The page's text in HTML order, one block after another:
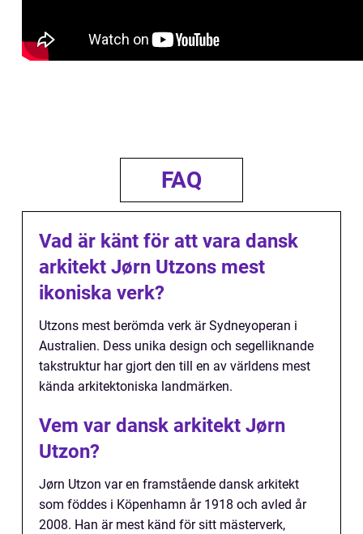
FAQ
Vad är känt för att vara dansk
arkitekt Jørn Utzons mest
ikoniska verk?
Utzons mest berömda verk är Sydneyoperan i
Australien. Dess unika design och segelliknande
takstruktur har gjort den till en av världens mest
kända arkitektoniska landmärken.
Vem var dansk arkitekt Jørn
Utzon?
Jørn Utzon var en framstående dansk arkitekt
som föddes i Köpenhamn år 1918 och avled år
2008. Han är mest känd för sitt mästerverk,